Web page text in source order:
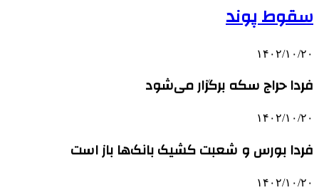
سقوط پوند
۱۴۰۲/۱۰/۲۰
فردا حراج سکه برگزار می‌شود
۱۴۰۲/۱۰/۲۰
فردا بورس و شعبت کشیک بانک‌ها باز است
۱۴۰۲/۱۰/۲۰